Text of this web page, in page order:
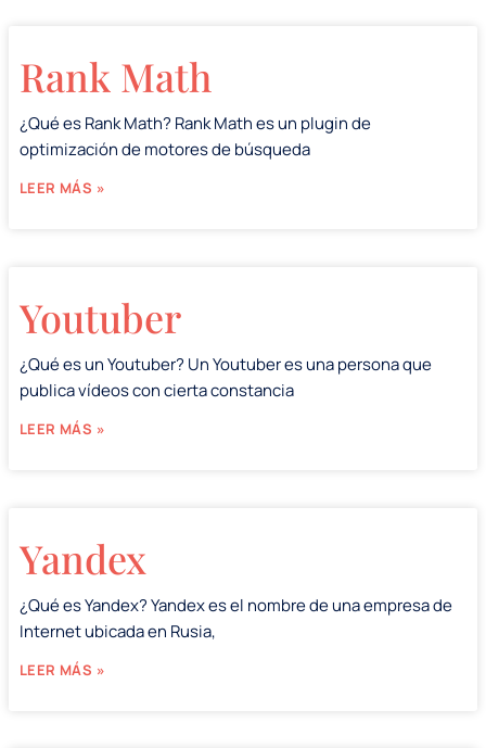
Rank Math
¿Qué es Rank Math? Rank Math es un plugin de
optimización de motores de búsqueda
LEER MÁS »
Youtuber
¿Qué es un Youtuber? Un Youtuber es una persona que
publica vídeos con cierta constancia
LEER MÁS »
Yandex
¿Qué es Yandex? Yandex es el nombre de una empresa de
Internet ubicada en Rusia,
LEER MÁS »